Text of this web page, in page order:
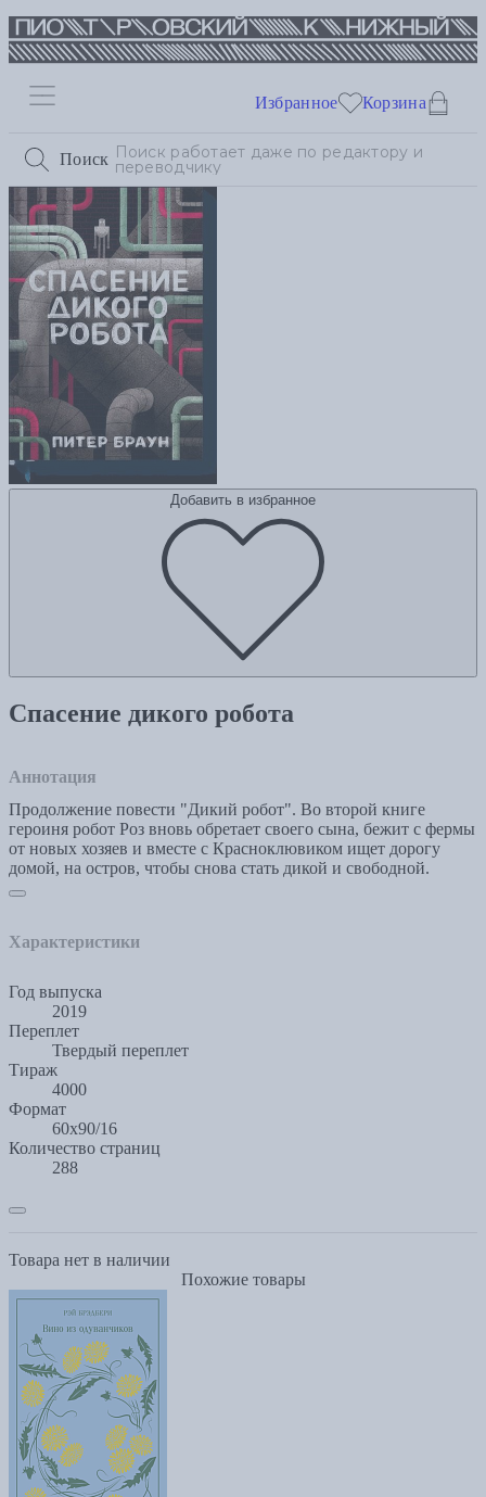
Поиск
Избранное Корзина
Добавить в избранное
Спасение дикого робота
Аннотация
Продолжение повести "Дикий робот". Во второй книге
героиня робот Роз вновь обретает своего сына, бежит с фермы
от новых хозяев и вместе с Красноклювиком ищет дорогу
домой, на остров, чтобы снова стать дикой и свободной.
Характеристики
Год выпуска
2019
Переплет
Твердый переплет
Тираж
4000
Формат
60х90/16
Количество страниц
288
Товара нет в наличии
Похожие товары